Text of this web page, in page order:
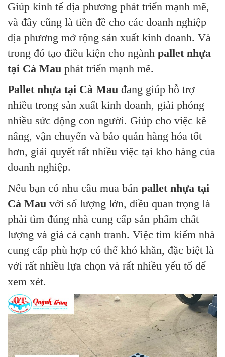
Giúp kinh tế địa phương phát triển mạnh mẽ,
và đây cũng là tiền đề cho các doanh nghiệp
địa phương mở rộng sản xuất kinh doanh. Và
trong đó tạo điều kiện cho ngành pallet nhựa
tại Cà Mau phát triển mạnh mẽ.
Pallet nhựa tại Cà Mau đang giúp hỗ trợ
nhiều trong sản xuất kinh doanh, giải phóng
nhiều sức động con người. Giúp cho việc kê
nâng, vận chuyển và bảo quản hàng hóa tốt
hơn, giải quyết rất nhiều việc tại kho hàng của
doanh nghiệp.
Nếu bạn có nhu cầu mua bán pallet nhựa tại
Cà Mau với số lượng lớn, điều quan trọng là
phải tìm đúng nhà cung cấp sản phẩm chất
lượng và giá cả cạnh tranh. Việc tìm kiếm nhà
cung cấp phù hợp có thể khó khăn, đặc biệt là
với rất nhiều lựa chọn và rất nhiều yếu tố để
xem xét.